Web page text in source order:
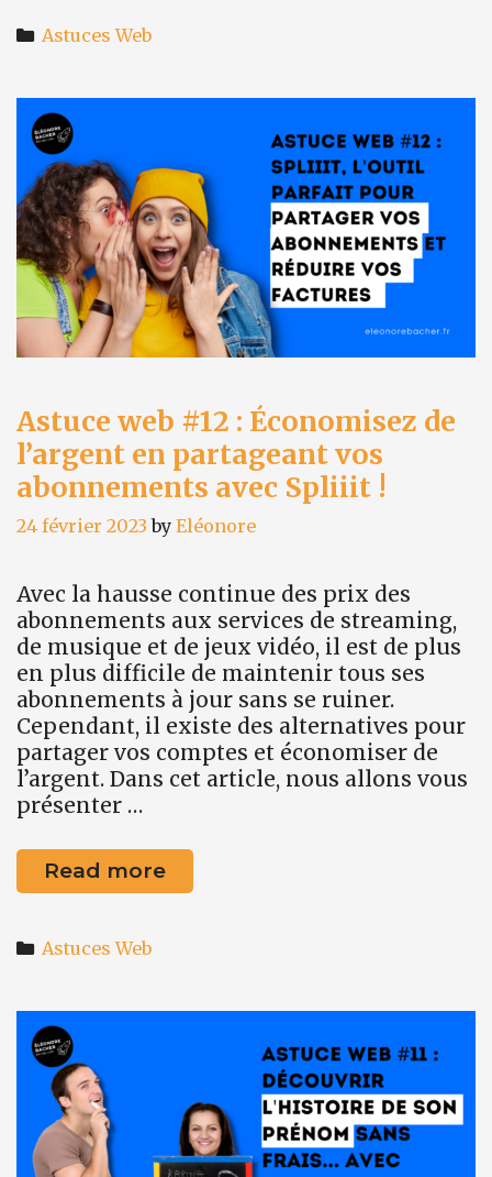
d’IA
:
FutureTools.
Categories
Astuces Web
Astuce web #12 : Économisez de
l’argent en partageant vos
abonnements avec Spliiit !
24 février 2023 by Eléonore
Avec la hausse continue des prix des
abonnements aux services de streaming,
de musique et de jeux vidéo, il est de plus
en plus difficile de maintenir tous ses
abonnements à jour sans se ruiner.
Cependant, il existe des alternatives pour
partager vos comptes et économiser de
l’argent. Dans cet article, nous allons vous
présenter …
Read moreAstuce
web
partageant
vos
abonnements
avec
Categories
Astuces Web